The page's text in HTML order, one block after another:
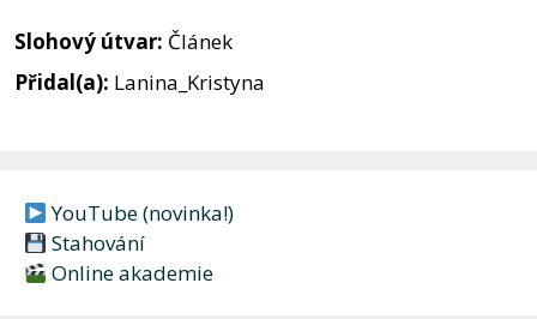
Slohový útvar: Článek
Přidal(a): Lanina_Kristyna
YouTube (novinka!)
Stahování
Online akademie